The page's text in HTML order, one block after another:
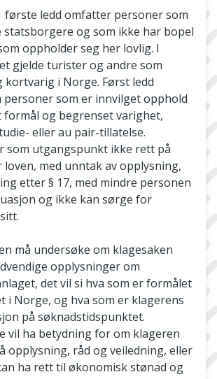
første ledd omfatter personer som
statsborgere og som ikke har bopel
oppholder seg her lovlig. I
gjelde turister og andre som
kortvarig i Norge. Først ledd
som er innvilget opphold
og begrenset varighet,
eller au pair-tillatelse.
som utgangspunkt ikke rett på
med unntak av opplysning,
etter § 17, med mindre personen
og ikke kan sørge for
må undersøke om klagesaken
opplysninger om
det vil si hva som er formålet
i Norge, og hva som er klagerens
på søknadstidspunktet.
vil ha betydning for om klageren
opplysning, råd og veiledning, eller
ha rett til økonomisk stønad og